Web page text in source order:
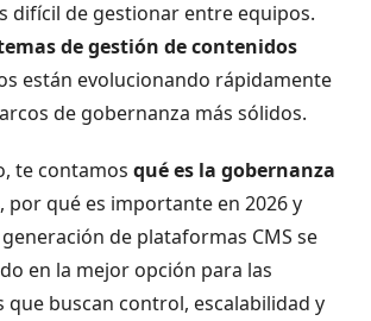
difícil de gestionar entre equipos.
de gestión de contenidos
están evolucionando rápidamente
de gobernanza más sólidos.
te contamos qué es la gobernanza
, por qué es importante en 2026 y
de plataformas CMS se
en la mejor opción para las
que buscan control, escalabilidad y